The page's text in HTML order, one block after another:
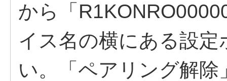
から「
イス名の横にある設
い。「ペアリング解